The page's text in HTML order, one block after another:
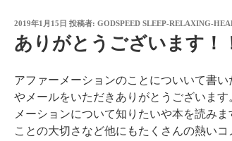
投
稿
日:
2019年1月15日 投稿者: GODSPEED SLEEP-RELAXING-
ありがとうございます！
アファーメーションのことについいて書
やメールをいただきありがとうございま
メーションについて知りたいや本を読み
ことの大切さなど他にもたくさんの熱い